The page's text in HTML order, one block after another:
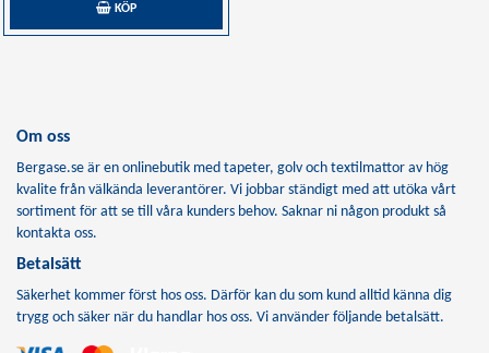
KÖP
Om oss
Bergase.se är en onlinebutik med tapeter, golv och textilmattor av hög
kvalite från välkända leverantörer. Vi jobbar ständigt med att utöka vårt
sortiment för att se till våra kunders behov. Saknar ni någon produkt så
kontakta oss.
Betalsätt
Säkerhet kommer först hos oss. Därför kan du som kund alltid känna dig
trygg och säker när du handlar hos oss. Vi använder följande betalsätt.